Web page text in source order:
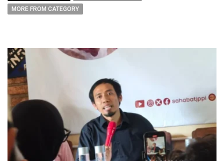
MORE FROM CATEGORY